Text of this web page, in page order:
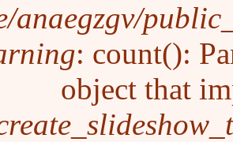
anaegzgv/
: count():
object that